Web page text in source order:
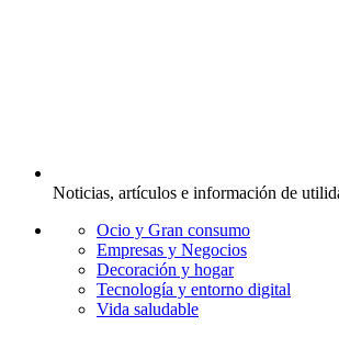
Noticias, artículos e información de
Ocio y Gran consumo
Empresas y Negocios
Decoración y hogar
Tecnología y entorno digital
Vida saludable